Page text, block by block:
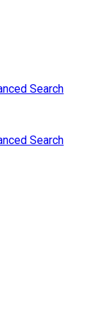
Search
Search